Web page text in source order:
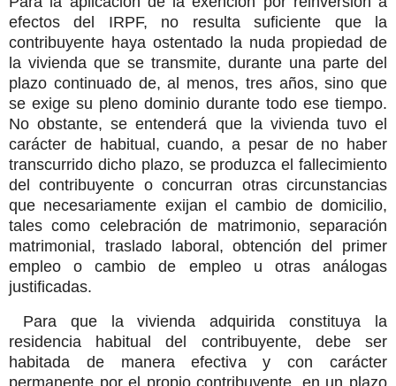
efectos del IRPF, no resulta suficiente que la
contribuyente haya ostentado la nuda propiedad de
la vivienda que se transmite, durante una parte del
plazo continuado de, al menos, tres años, sino que
se exige su pleno dominio durante todo ese tiempo.
No obstante, se entenderá que la vivienda tuvo el
carácter de habitual, cuando, a pesar de no haber
transcurrido dicho plazo, se produzca el fallecimiento
del contribuyente o concurran otras circunstancias
que necesariamente exijan el cambio de domicilio,
tales como celebración de matrimonio, separación
matrimonial, traslado laboral, obtención del primer
empleo o cambio de empleo u otras análogas
justificadas.
Para que la vivienda adquirida constituya la
residencia habitual del contribuyente, debe ser
habitada de manera efectiva y con carácter
permanente por el propio contribuyente, en un plazo